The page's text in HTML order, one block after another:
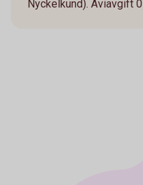
Nyckelkund). Aviavgift